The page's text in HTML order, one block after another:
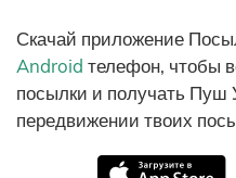
Скачай приложение
Android телефон, чтобы
посылки и получать Пуш
передвижении твоих